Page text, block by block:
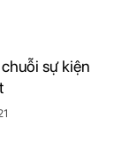
sự kiện